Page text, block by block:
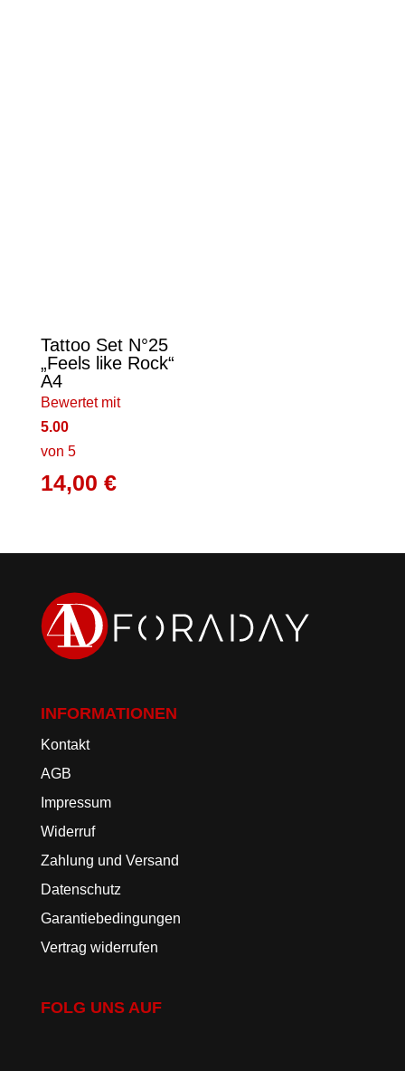
Tattoo Set N°25
„Feels like Rock“
A4
Bewertet mit
5.00
von 5
14,00 €
INFORMATIONEN
Kontakt
AGB
Impressum
Widerruf
Zahlung und Versand
Datenschutz
Garantiebedingungen
Vertrag widerrufen
FOLG UNS AUF